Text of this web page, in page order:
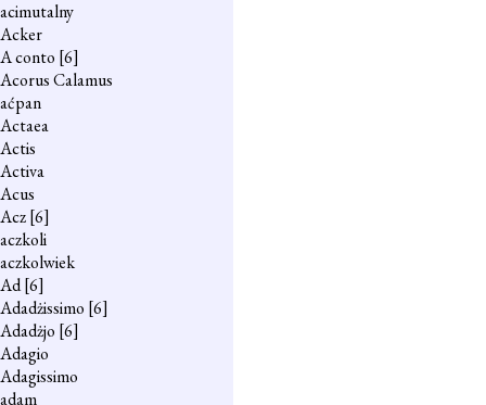
acimutalny
Acker
A conto [6]
Acorus Calamus
aćpan
Actaea
Actis
Activa
Acus
Acz[6]
aczkoli
aczkolwiek
Ad[6]
Adadżissimo [6]
Adadżjo [6]
Adagio
Adagissimo
adam